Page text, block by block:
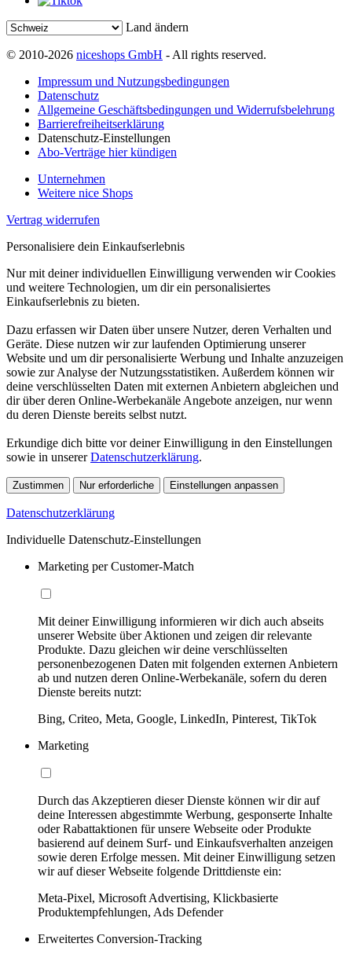
Land ändern
© 2010-2026 niceshops GmbH - All rights reserved.
Impressum und Nutzungsbedingungen
Datenschutz
Allgemeine Geschäftsbedingungen und Widerrufsbelehrung
Barrierefreiheitserklärung
Datenschutz-Einstellungen
Abo-Verträge hier kündigen
Unternehmen
Weitere nice Shops
Vertrag widerrufen
Personalisiere dein Einkaufserlebnis
Nur mit deiner individuellen Einwilligung verwenden wir Cookies
und weitere Technologien, um dir ein personalisiertes
Einkaufserlebnis zu bieten.
Dazu erfassen wir Daten über unsere Nutzer, deren Verhalten und
Geräte. Diese nutzen wir zur laufenden Optimierung unserer
Website und um dir personalisierte Werbung und Inhalte anzuzeigen
sowie zur Analyse der Nutzungsstatistiken. Außerdem können wir
deine verschlüsselten Daten mit externen Anbietern abgleichen und
dir über deren Online-Werbekanäle Angebote anzeigen, nur wenn
du deren Dienste bereits selbst nutzt.
Erkundige dich bitte vor deiner Einwilligung in den Einstellungen
sowie in unsererDatenschutzerklärung.
Zustimmen Nur erforderliche Einstellungen anpassen
Datenschutzerklärung
Individuelle Datenschutz-Einstellungen
Marketing per Customer-Match
Mit deiner Einwilligung informieren wir dich auch abseits
unserer Website über Aktionen und zeigen dir relevante
Produkte. Dazu gleichen wir deine verschlüsselten
personenbezogenen Daten mit folgenden externen Anbietern
ab und nutzen deren Online-Werbekanäle, sofern du deren
Dienste bereits nutzt:
Bing, Criteo, Meta, Google, LinkedIn, Pinterest, TikTok
Marketing
Durch das Akzeptieren dieser Dienste können wir dir auf
deine Interessen abgestimmte Werbung, gesponserte Inhalte
oder Rabattaktionen für unsere Webseite oder Produkte
basierend auf deinem Surf- und Einkaufsverhalten anzeigen
sowie deren Erfolge messen. Mit deiner Einwilligung setzen
wir auf dieser Webseite folgende Drittdienste ein:
Meta-Pixel, Microsoft Advertising, Klickbasierte
Produktempfehlungen, Ads Defender
Erweitertes Conversion-Tracking